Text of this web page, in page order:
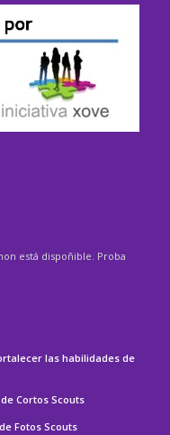
está dispoñible. Proba
las habilidades de
Cortos Scouts
Fotos Scouts